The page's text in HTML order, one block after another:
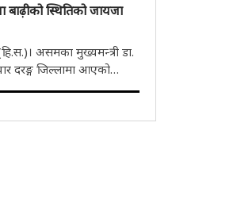
बाढ़ीको स्थितिको जायजा
असमका मुख्यमन्त्री डा.
बेङ्गाबाड़ी ..